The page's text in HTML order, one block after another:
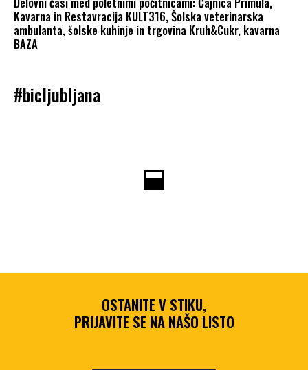
Kavarna in Restavracija KULT316, Šolska veterinarska
ambulanta, šolske kuhinje in trgovina Kruh&Cukr, kavarna
BAZA
#bicljubljana
OSTANITE V STIKU,
PRIJAVITE SE NA NAŠO LISTO